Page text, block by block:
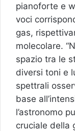
pianoforte e
voci
gas,
molecolare.
spazio tra le
diversi toni e
spettrali
base
l’astronomo
cruciale della